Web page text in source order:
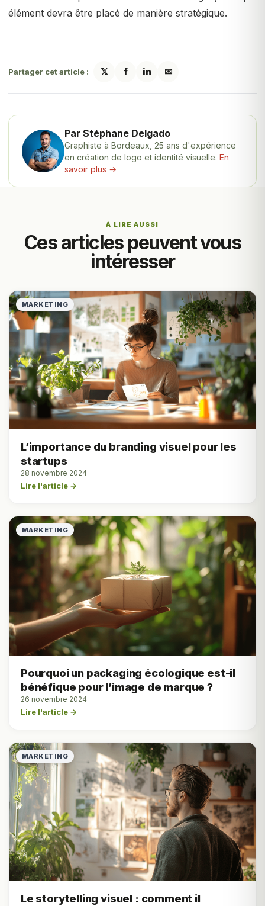
élément devra être placé de manière stratégique.
Partager cet article : 𝕏 f in ✉
Par Stéphane Delgado
Graphiste à Bordeaux, 25 ans d'expérience
en création de logo et identité visuelle. En
savoir plus →
À LIRE AUSSI
Ces articles peuvent vous
intéresser
MARKETING
L’importance du branding visuel pour les
startups
28 novembre 2024
Lire l'article →
MARKETING
Pourquoi un packaging écologique est-il
bénéfique pour l’image de marque ?
26 novembre 2024
Lire l'article →
MARKETING
Le storytelling visuel : comment il